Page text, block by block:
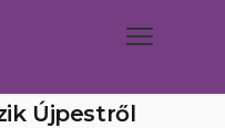
Újpestről